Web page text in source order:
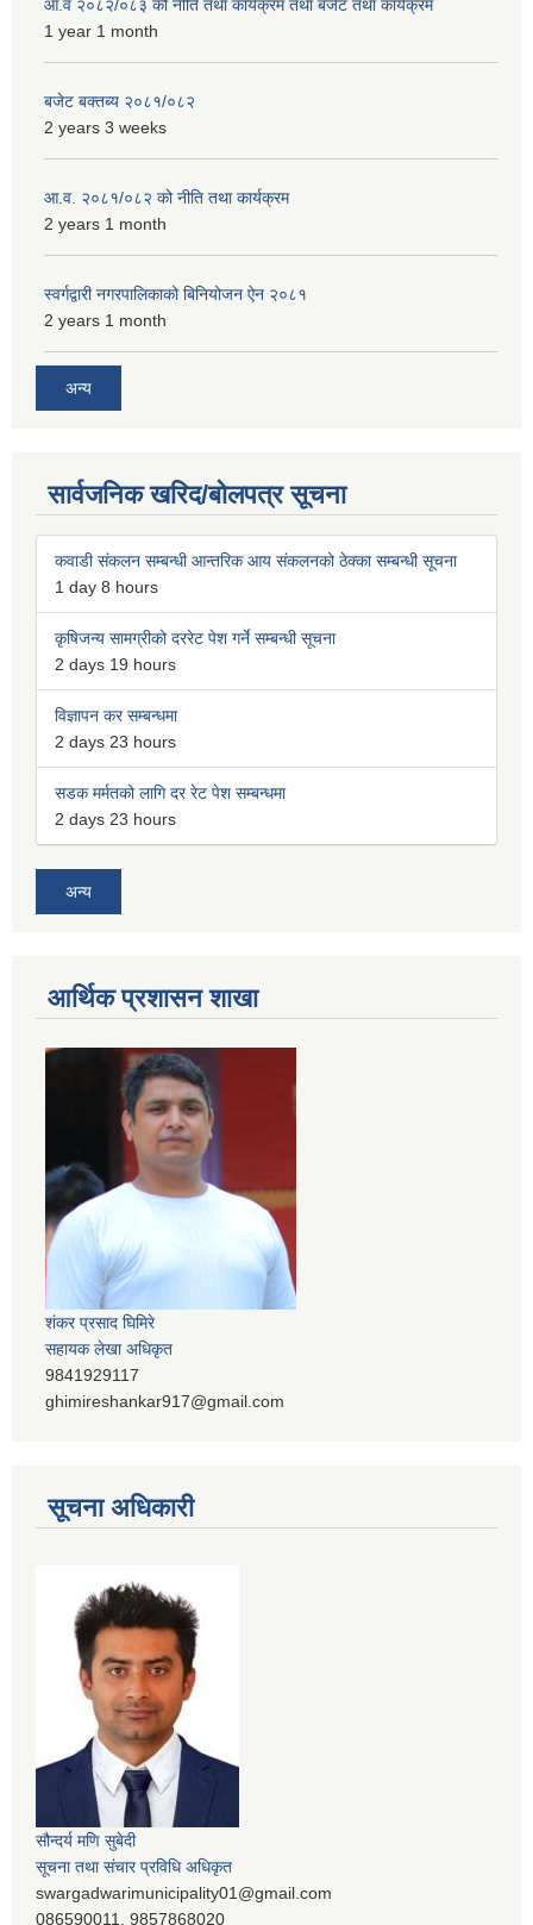
आ.व २०८२/०८३ को नीति तथा कार्यक्रम तथा बजेट तथा कार्यक्रम
1 year 1 month
बजेट बक्तब्य २०८१/०८२
2 years 3 weeks
आ.व. २०८१/०८२ को नीति तथा कार्यक्रम
2 years 1 month
स्वर्गद्वारी नगरपालिकाको बिनियोजन ऐन २०८१
2 years 1 month
अन्य
सार्वजनिक खरिद/बोलपत्र सूचना
कवाडी संकलन सम्बन्धी आन्तरिक आय संकलनको ठेक्का सम्बन्धी सूचना
1 day 8 hours
कृषिजन्य सामग्रीको दररेट पेश गर्ने सम्बन्धी सूचना
2 days 19 hours
विज्ञापन कर सम्बन्धमा
2 days 23 hours
सडक मर्मतको लागि दर रेट पेश सम्बन्धमा
2 days 23 hours
अन्य
आर्थिक प्रशासन शाखा
शंकर प्रसाद घिमिरे
सहायक लेखा अधिकृत
9841929117
ghimireshankar917@gmail.com
सूचना अधिकारी
सौन्दर्य मणि सुबेदी
सूचना तथा संचार प्रविधि अधिकृत
swargadwarimunicipality01@gmail.com
086590011, 9857868020